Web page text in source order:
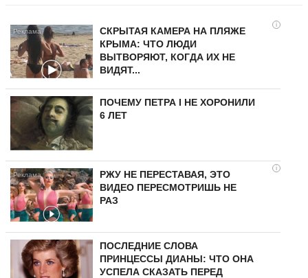
i
СКРЫТАЯ КАМЕРА НА ПЛЯЖЕ
КРЫМА: ЧТО ЛЮДИ
ВЫТВОРЯЮТ, КОГДА ИХ НЕ
ВИДЯТ...
ПОЧЕМУ ПЕТРА I НЕ ХОРОНИЛИ
6 ЛЕТ
i
РЖУ НЕ ПЕРЕСТАВАЯ, ЭТО
ВИДЕО ПЕРЕСМОТРИШЬ НЕ
РАЗ
ПОСЛЕДНИЕ СЛОВА
ПРИНЦЕССЫ ДИАНЫ: ЧТО ОНА
УСПЕЛА СКАЗАТЬ ПЕРЕД